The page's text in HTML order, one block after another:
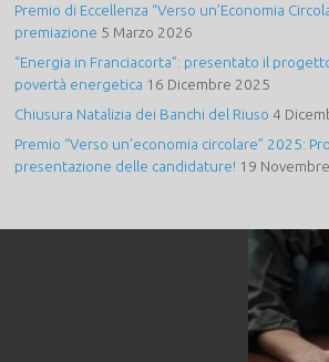
Premio di Eccellenza “Verso un’Economia
premiazione 5 Marzo 2026
“Energia in Franciacorta”: presentato il
povertà energetica 16 Dicembre 2025
Chiusura Natalizia dei Banchi del Riuso 4
Premio “Verso un’economia circolare” 2025:
presentazione delle candidature! 19